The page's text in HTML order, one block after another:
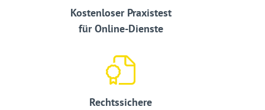
Kostenloser Praxistest
für Online-Dienste
Rechtssichere